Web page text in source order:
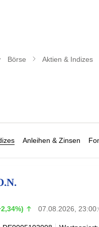
Börse Aktien & Indizes
Anleihen & Zinsen
07.08.2026,